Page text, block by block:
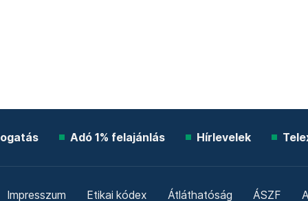
Adó 1% felajánlás Hírlevelek
Impresszum Etikai kódex Átláthatóság ÁSZF